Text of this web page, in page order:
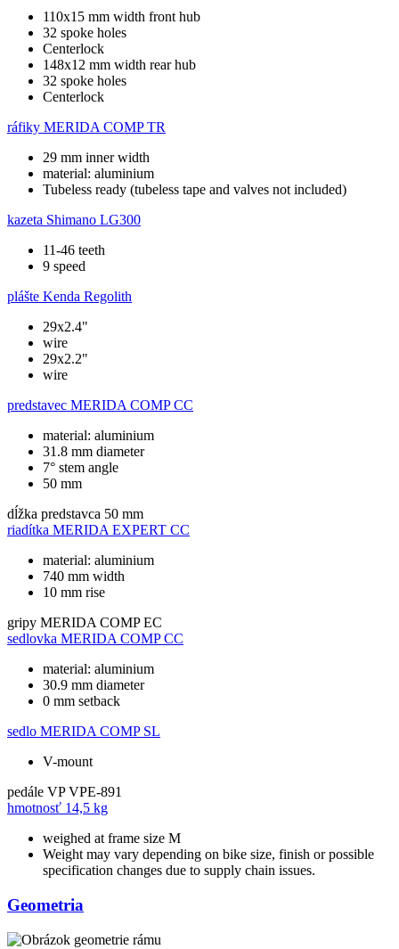
110x15 mm width front hub
32 spoke holes
Centerlock
148x12 mm width rear hub
32 spoke holes
Centerlock
ráfiky MERIDA COMP TR
29 mm inner width
material: aluminium
Tubeless ready (tubeless tape and valves not included)
kazeta Shimano LG300
11-46 teeth
9 speed
plášte Kenda Regolith
29x2.4"
wire
29x2.2"
wire
predstavec MERIDA COMP CC
material: aluminium
31.8 mm diameter
7° stem angle
50 mm
dĺžka predstavca 50 mm
riadítka MERIDA EXPERT CC
material: aluminium
740 mm width
10 mm rise
gripy MERIDA COMP EC
sedlovka MERIDA COMP CC
material: aluminium
30.9 mm diameter
0 mm setback
sedlo MERIDA COMP SL
V-mount
pedále VP VPE-891
hmotnosť 14,5 kg
weighed at frame size M
Weight may vary depending on bike size, finish or possible
specification changes due to supply chain issues.
Geometria